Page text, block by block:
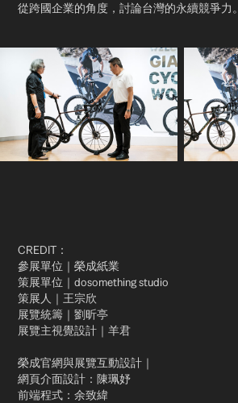
從跨國企業的角度，討論台灣的永續競爭力。
CREDIT：
參展單位｜榮成紙業
策展單位｜dosomething studio
策展人｜王宗欣
展覽統籌｜劉昕亭
展覽主視覺設計｜羊君
榮成官網與展覽互動設計｜
網頁介面設計：陳珮妤
前端程式：余致緯